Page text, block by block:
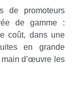
de promoteurs
de gamme :
coût, dans une
en grande
d’œuvre les